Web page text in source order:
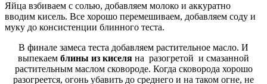
Яйца взбиваем с солью, добавляем молоко и аккуратно
вводим кисель. Все хорошо перемешиваем, добавляем соду и
муку до консистенции блинного теста.
В финале замеса теста добавляем растительное масло. И
выпекаем блины из киселя на разогретой и смазанной
растительным маслом сковороде. Когда сковорода хорошо
разогреется, огонь убавить до среднего и на таком огне, не